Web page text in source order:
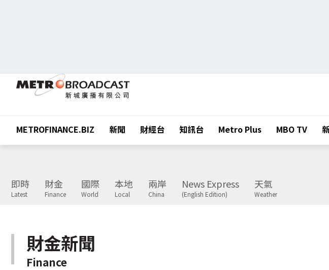
METROFINANCE.BIZ 新聞 財經台 知訊台 Metro Plus MBO TV
即時
Latest
財金
Finance
國際
World
本地
Local
兩岸
China
News Express
(English Edition)
天氣
Weather
財金新聞
Finance